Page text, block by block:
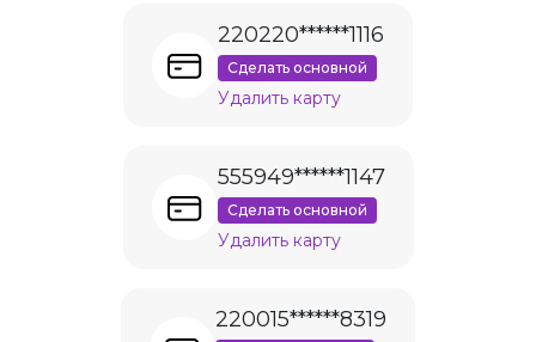
220220******1116
Сделать основной
Удалить карту
555949******1147
Сделать основной
Удалить карту
220015******8319